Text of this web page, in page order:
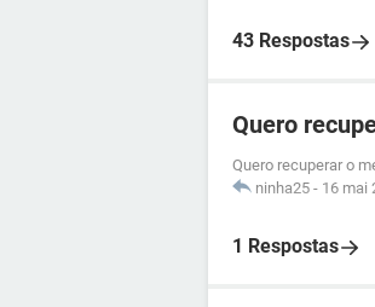
43 Respostas
Quero
Quero recuperar o
ninha25 - 16 mai
1 Respostas